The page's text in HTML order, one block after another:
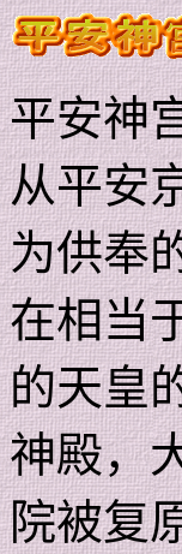
平安神
从平安
为供奉
在相当
的天皇
神殿，
院被复